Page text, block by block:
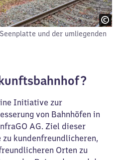
und der umliegenden
Initiative zur
von Bahnhöfen in
AG. Ziel dieser
kundenfreundlicheren,
Orten zu